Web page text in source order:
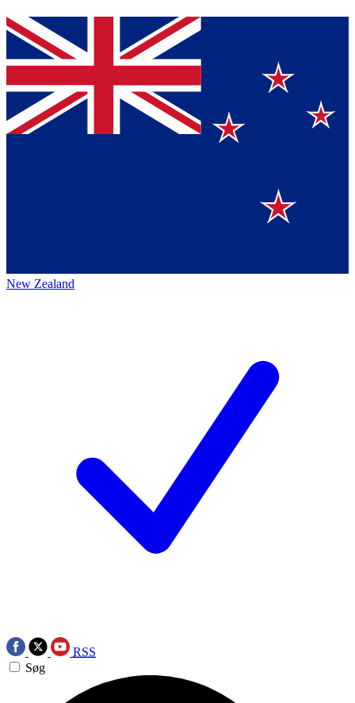
New Zealand
RSS
Søg